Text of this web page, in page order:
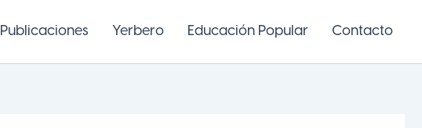
Publicaciones Yerbero Educación Popular Contacto